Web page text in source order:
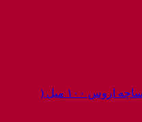
ادکلن اریس پورفیم جانوین رایحه ورساچه اروس ۱۰۰ میل (